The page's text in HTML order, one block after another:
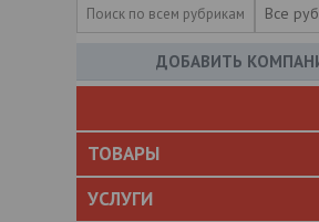
Все
ДОБАВИТЬ
ТОВАРЫ
УСЛУГИ